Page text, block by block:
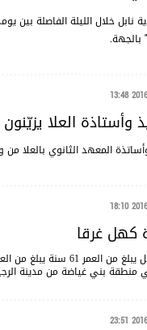
نابل خلال الليلة الفاصلة بين
بالجهة.
وأستاذة العلا
المعهد الثانوي بالعلا من
كهل غرقا
توفي مساء اليوم كهل يبلغ
منطقة بني غياضة من مدينة